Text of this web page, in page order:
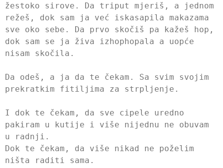
žestoko sirove. Da triput mjeriš, a jednom
režeš, dok sam ja već iskasapila makazama
sve oko sebe. Da prvo skočiš pa kažeš hop,
dok sam se ja živa izhophopala a uopće
nisam skočila.
Da odeš, a ja da te čekam. Sa svim svojim
prekratkim fitiljima za strpljenje.
I dok te čekam, da sve cipele uredno
pakiram u kutije i više nijednu ne obuvam
u radnji.
Dok te čekam, da više nikad ne poželim
ništa raditi sama.